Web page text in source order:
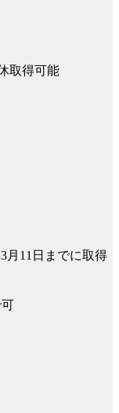
取得可能
月11日までに取得